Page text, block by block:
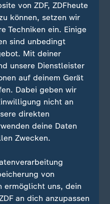
noch Vorermittlungen
Russland und China.
Thriller ist noch
Krieg passiert ist
Kraftakt ein:Nach der
in den USA ruft
dazu auf, den Druck
Lage an der Front sei
und zu Reaktionen
unseremLiveblog zu
.
von ZDF, ZDFheute
können, setzen wir
Techniken ein. Einige
sind unbedingt
Mit deiner
unsere Dienstleister
auf deinem Gerät
Dabei geben wir
nicht an
direkten
deine Daten
Zwecken.
von
ermöglicht uns, dein
an dich anzupassen